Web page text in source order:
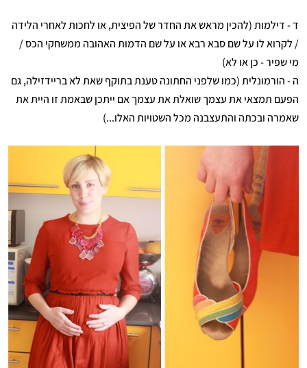
ד - דילמות (להכין מראש את החדר של הפיצית, או לחכות לאחרי הלידה
/ לקרוא לו על שם סבא רבא או על שם הדמות האהובה ממשחקי הכס /
מי שפיר - כן או לא)
ה - הורמונלית (כמו שלפני החתונה טענת בתוקף שאת לא בריידזילה, גם
הפעם תמצאי את עצמך שואלת את עצמך אם ייתכן שבאמת זו היית את
שאמרה ובכתה והתעצבנה מכל השטויות האלו...)